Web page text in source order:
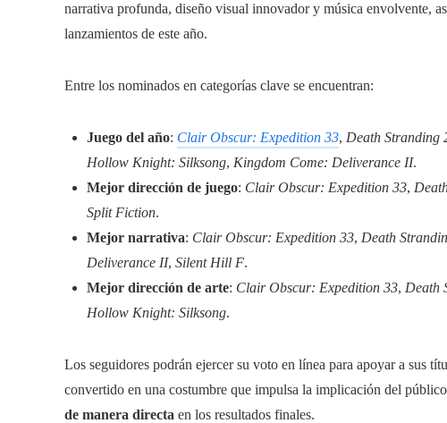
narrativa profunda, diseño visual innovador y música envolvente,
lanzamientos de este año.
Entre los nominados en categorías clave se encuentran:
Juego del año: Clair Obscur: Expedition 33, Death Stranding
Hollow Knight: Silksong, Kingdom Come: Deliverance II.
Mejor dirección de juego: Clair Obscur: Expedition 33,
Split Fiction.
Mejor narrativa: Clair Obscur: Expedition 33, Death
Deliverance II, Silent Hill F.
Mejor dirección de arte: Clair Obscur: Expedition 33, Death
Hollow Knight: Silksong.
Los seguidores podrán ejercer su voto en línea para apoyar a sus
convertido en una costumbre que impulsa la implicación del
de manera directa en los resultados finales.